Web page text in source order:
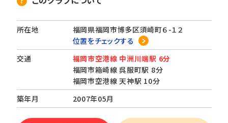
所在地
福岡県福岡市博多区須崎町６-１２
位置をチェックする
交通
福岡市空港線 中洲川端駅 6分
福岡市箱崎線 呉服町駅 8分
福岡市空港線 天神駅 10分
築年月
2007年05月